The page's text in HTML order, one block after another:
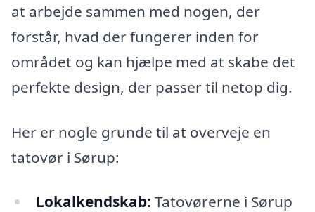
at arbejde sammen med nogen, der
forstår, hvad der fungerer inden for
området og kan hjælpe med at skabe det
perfekte design, der passer til netop dig.
Her er nogle grunde til at overveje en
tatovør i Sørup:
Lokalkendskab: Tatovørerne i Sørup